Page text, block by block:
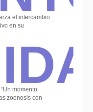
el intercambio
en su
momento
zoonosis con